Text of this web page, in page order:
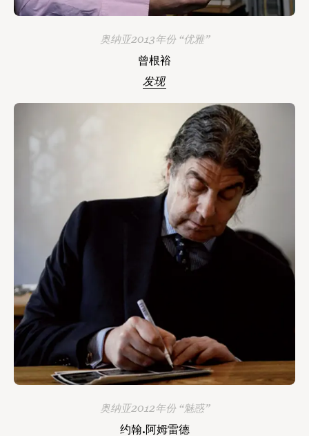
奥纳亚2013年份 “优雅”
曾根裕
发现
奥纳亚2012年份 “魅惑”
约翰.阿姆雷德